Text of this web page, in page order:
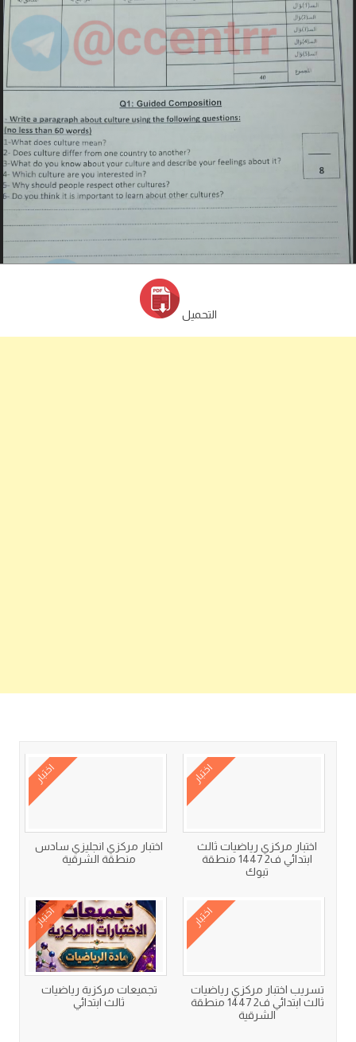
التحميل
اختبار
اختبار مركزي رياضيات ثالث
ابتدائي ف2 1447 منطقة
تبوك
اختبار
اختبار مركزي انجليزي سادس
منطقة الشرقية
اختبار
تسريب اختبار مركزي رياضيات
ثالث ابتدائي ف2 1447 منطقة
الشرقية
اختبار
تجميعات مركزية رياضيات
ثالث ابتدائي